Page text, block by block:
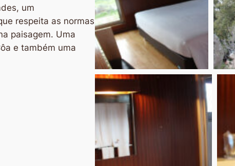
um
respeita as normas
paisagem. Uma
e também uma